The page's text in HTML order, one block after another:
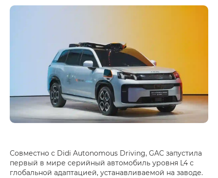
Совместно с Didi Autonomous Driving, GAC запустила
первый в мире серийный автомобиль уровня L4 с
глобальной адаптацией, устанавливаемой на заводе.